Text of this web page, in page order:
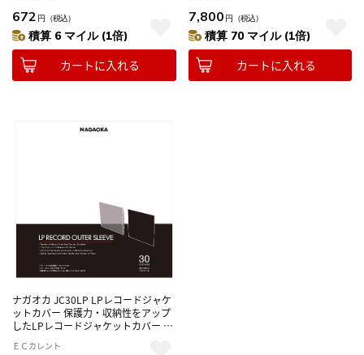
672 円 （税込）
積算 6 マイル (1倍)
カートに入れる
7,800 円 （税込）
積算 70 マイル (1倍)
カートに入れる
ナガオカ JC30LP LPレコードジャケ
ットカバー 保護力・収納性をアップ
したLPレコードジャケットカバー 30
ＥＣカレント